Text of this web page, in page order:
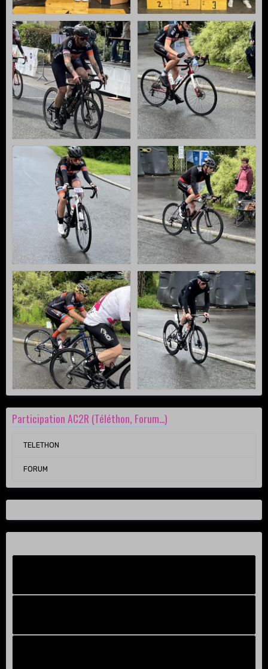
Participation AC2R (Téléthon, Forum...)
TELETHON
FORUM